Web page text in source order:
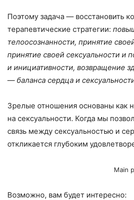
Поэтому задача — восстановить
терапевтические стратегии:
телоосознанности, принятие
принятие своей сексуальности и
и инициативности, возвращение
— баланса сердца и
Зрелые отношения основаны как
на сексуальности. Когда мы
связь между сексуальностью и
откликается глубоким
Main
Возможно, вам будет интересно: